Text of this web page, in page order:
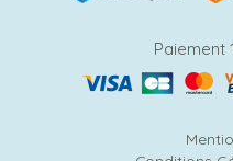
Paiement